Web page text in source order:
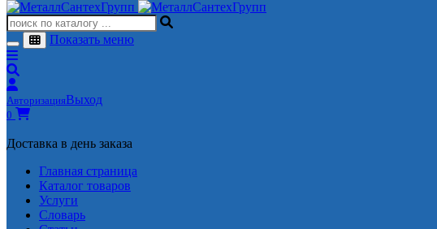
Показать меню
АвторизацияВыход
0
Доставка в день заказа
Главная страница
Каталог товаров
Услуги
Словарь